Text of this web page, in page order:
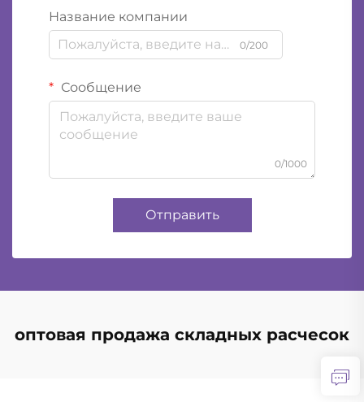
Название компании
0/200
Сообщение
0/1000
Отправить
оптовая продажа складных расчесок